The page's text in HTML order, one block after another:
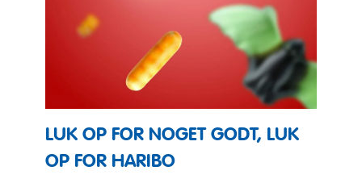
LUK OP FOR NOGET GODT, LUK
OP FOR HARIBO